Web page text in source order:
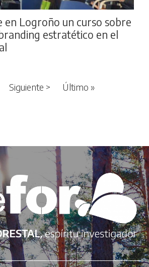
en Logroño un curso sobre
estratético en el
Siguiente > Siguiente página
Último »